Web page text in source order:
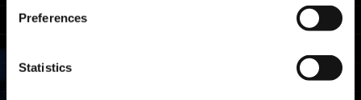
Preferences
Statistics
Xbox Series X|S
PlayStation®5